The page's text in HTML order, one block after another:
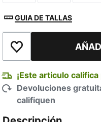
GUIA DE TALLAS
Añadir a la lista de
¡Este articulo
Devoluciones
califiquen